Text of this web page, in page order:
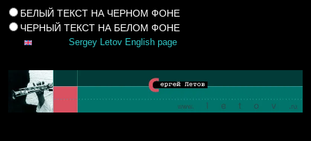
БЕЛЫЙ ТЕКСТ НА ЧЕРНОМ ФОНЕ
ЧЕРНЫЙ ТЕКСТ НА БЕЛОМ ФОНЕ
Sergey Letov English page